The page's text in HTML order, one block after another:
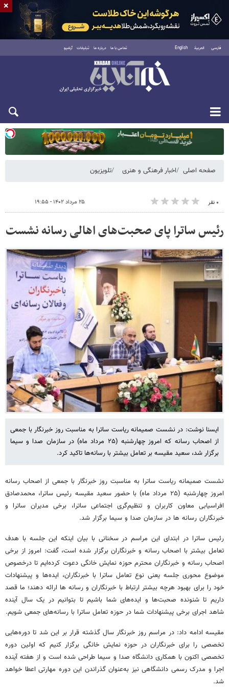
فارسی العربية English تماس با ما درباره ما تبلیغات آرشیو
یکشنبه ۱۸ مرداد ۱۴۰۵
صفحه اصلی اخبار فرهنگی و هنری تلویزیون
۰ نفر ۲۵ مرداد ۱۴۰۲ - ۱۹:۵۵
رئیس ساترا پای صحبت‌های اهالی رسانه نشست
ایسنا نوشت: در نشست صمیمانه ریاست ساترا به مناسبت روز خبرنگار با جمعی
از اصحاب رسانه که امروز چهارشنبه (۲۵ مرداد ماه) در سازمان صدا و سیما
برگزار شد، سعید مقیسه بر تعامل بیشتر با رسانه‌ها تاکید کرد.
نشست صمیمانه ریاست ساترا به مناسبت روز خبرنگار با جمعی از اصحاب رسانه
امروز چهارشنبه (۲۵ مرداد ماه) با حضور سعید مقیسه رئیس ساترا، محمدصادق
افراسیابی معاون کاربران و تنظیم‌گری اجتماعی ساترا، برخی مدیران ساترا و
خبرنگاران رسانه ها در سازمان صدا و سیما برگزار شد.
رئیس ساترا در ابتدای این مراسم در سخنانی با بیان اینکه این جلسه با هدف
تعامل بیشتر با اصحاب رسانه و خبرنگاران برگزار شده است، گفت: امروز از برخی
اصحاب رسانه و خبرنگاران محترم حوزه نمایش خانگی دعوت کرده‌ایم تا درخصوص
موضوع محوری جلسه یعنی نوع تعامل ساترا با خبرنگاران، ایده‌ها و پیشنهادات
خود را برای بهبود هرچه بیشتر ارتباط با خبرنگاران و رسانه ها ارائه دهند؛ ما قصد
داریم تا شنونده صحبت‌ها و ایده‌های شما باشیم تا بتوانیم در یک سال آینده
شاهد اجرای برخی پیشنهادات شما در حوزه تعامل ساترا با رسانه‌های جمعی شویم.
مقیسه ادامه داد: در مراسم روز خبرنگار سال گذشته قرار بر این شد تا دوره‌هایی
تخصصی را برای خبرنگاران در حوزه نمایش خانگی برگزار کنیم که اولین دوره‌
تخصصی اکنون با همکاری دانشگاه صدا و سیما طراحی شده است و از هفته آینده
اجرا و مدرک رسمی دانشگاهی نیز به‌عنوان گذراندن این دوره مهارتی اعطا خواهد
شد.
×